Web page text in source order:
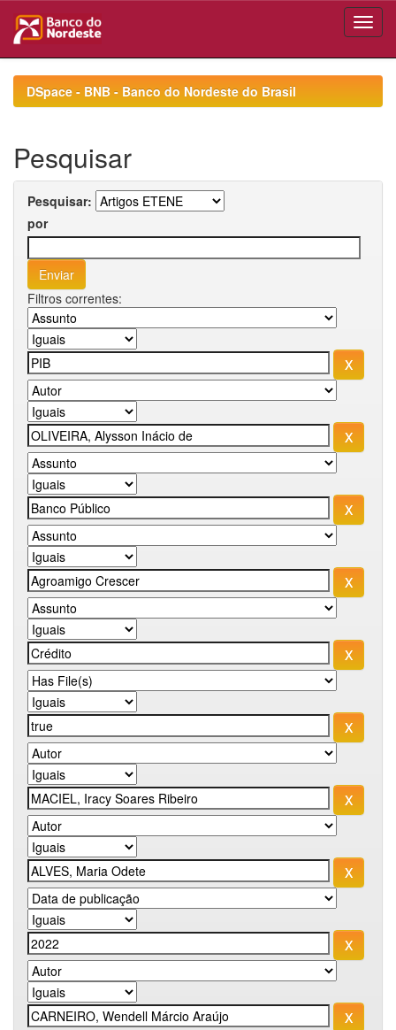
navigationDSpace - BNB - Banco do Nordeste do Brasil
Pesquisar
Pesquisar:
por
Filtros correntes: